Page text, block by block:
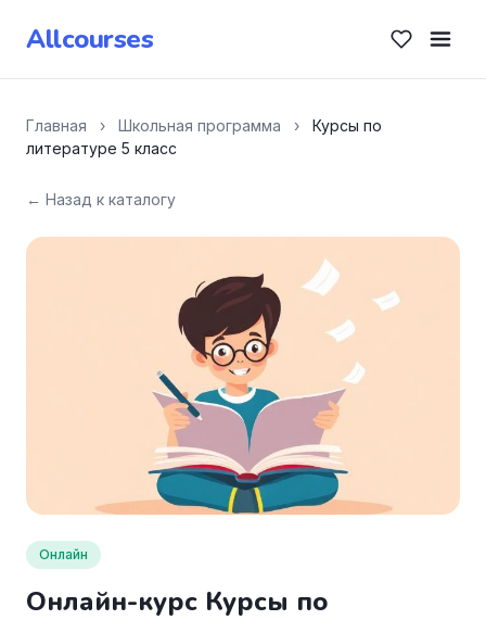
Allcourses
Главная › Школьная программа ›
Курсы по
литературе 5 класс
← Назад к каталогу
Онлайн
Онлайн-курс Курсы по